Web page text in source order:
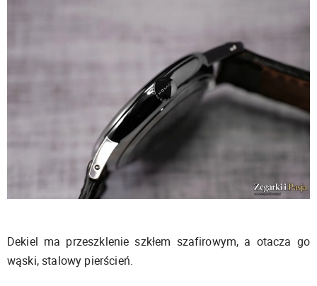
Dekiel ma przeszklenie szkłem szafirowym, a otacza go
wąski, stalowy pierścień.